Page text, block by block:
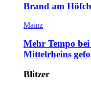
Brand am
Mainz
Mehr Tempo
Mittelrheins
Blitzer